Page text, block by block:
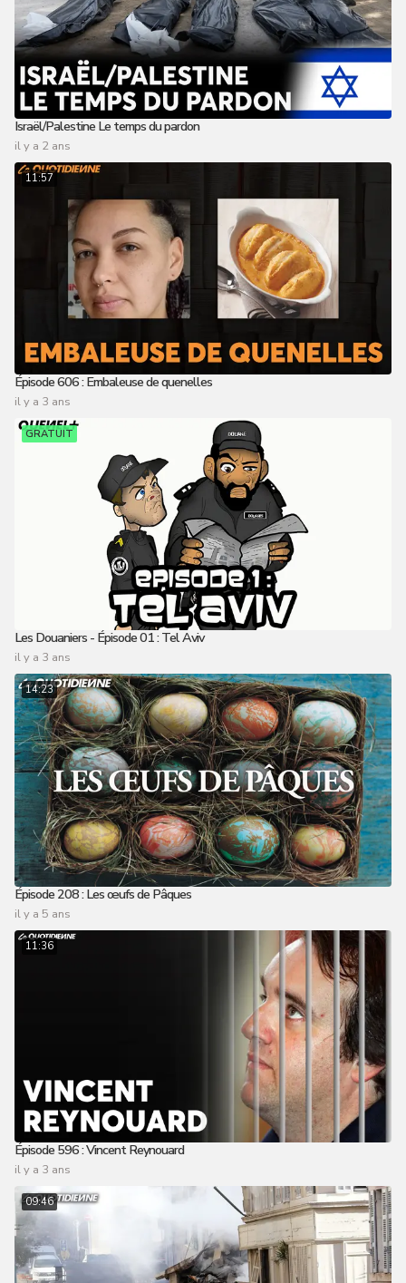
Israël/Palestine Le temps du pardon
il y a 2 ans
11:57
Épisode 606 : Embaleuse de quenelles
il y a 3 ans
GRATUIT
Les Douaniers - Épisode 01 : Tel Aviv
il y a 3 ans
14:23
Épisode 208 : Les œufs de Pâques
il y a 5 ans
11:36
Épisode 596 : Vincent Reynouard
il y a 3 ans
09:46